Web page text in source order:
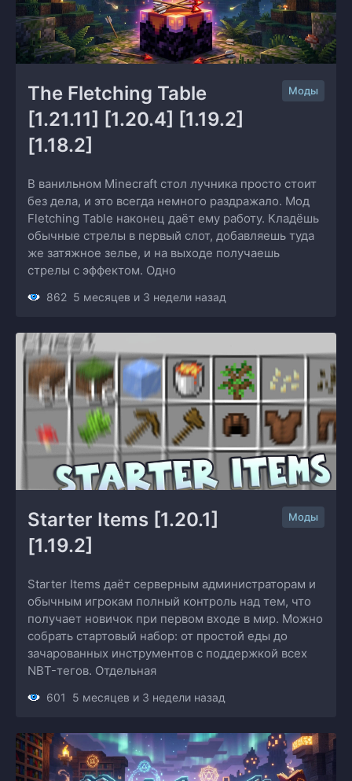
The Fletching Table
[1.21.11] [1.20.4] [1.19.2]
[1.18.2]
Моды
В ванильном Minecraft стол лучника просто стоит
без дела, и это всегда немного раздражало. Мод
Fletching Table наконец даёт ему работу. Кладёшь
обычные стрелы в первый слот, добавляешь туда
же затяжное зелье, и на выходе получаешь
стрелы с эффектом. Одно
862 5 месяцев и 3 недели назад
Starter Items [1.20.1]
[1.19.2]
Моды
Starter Items даёт серверным администраторам и
обычным игрокам полный контроль над тем, что
получает новичок при первом входе в мир. Можно
собрать стартовый набор: от простой еды до
зачарованных инструментов с поддержкой всех
NBT-тегов. Отдельная
601 5 месяцев и 3 недели назад